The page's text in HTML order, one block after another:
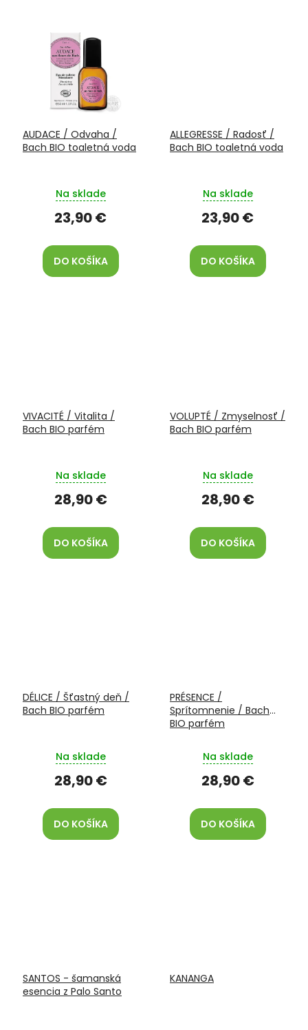
AUDACE / Odvaha /
Bach BIO toaletná voda
Na sklade
23,90 €
DO KOŠÍKA
ALLEGRESSE / Radosť /
Bach BIO toaletná voda
Na sklade
23,90 €
DO KOŠÍKA
VIVACITÉ / Vitalita /
Bach BIO parfém
Na sklade
28,90 €
DO KOŠÍKA
VOLUPTÉ / Zmyselnosť /
Bach BIO parfém
Na sklade
28,90 €
DO KOŠÍKA
DÉLICE / Šťastný deň /
Bach BIO parfém
Na sklade
28,90 €
DO KOŠÍKA
PRÉSENCE /
Sprítomnenie / Bach
BIO parfém
Na sklade
28,90 €
DO KOŠÍKA
SANTOS - šamanská
esencia z Palo Santo
KANANGA